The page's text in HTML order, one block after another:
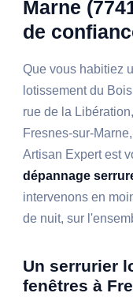
Marne
de
Que vous habitiez
lotissement du
rue de la
Fresnes-sur-
Artisan Expert est
dépannage
intervenons en
de nuit, sur
Un serrurier
fenêtres à